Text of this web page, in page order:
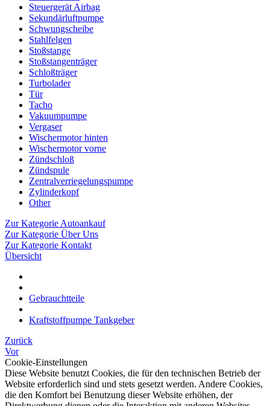
Steuergerät Airbag
Sekundärluftpumpe
Schwungscheibe
Stahlfelgen
Stoßstange
Stoßstangenträger
Schloßträger
Turbolader
Tür
Tacho
Vakuumpumpe
Vergaser
Wischermotor hinten
Wischermotor vorne
Zündschloß
Zündspule
Zentralverriegelungspumpe
Zylinderkopf
Other
Zur Kategorie Autoankauf
Zur Kategorie Über Uns
Zur Kategorie Kontakt
Übersicht
Gebrauchtteile
Kraftstoffpumpe Tankgeber
Zurück
Vor
Cookie-Einstellungen
Diese Website benutzt Cookies, die für den technischen Betrieb der
Website erforderlich sind und stets gesetzt werden. Andere Cookies,
die den Komfort bei Benutzung dieser Website erhöhen, der